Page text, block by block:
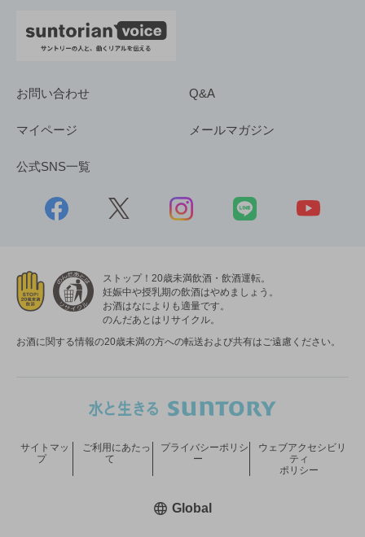
お問い合わせ Q&A
マイページ メールマガジン
公式SNS一覧
ストップ！20歳未満飲酒・飲酒運転。
妊娠中や授乳期の飲酒はやめましょう。
お酒はなによりも適量です。
のんだあとはリサイクル。
お酒に関する情報の20歳未満の方への転送および共有はご遠慮ください。
サイトマッ
プ
ご利用にあたっ
て
プライバシーポリシ
ー
ウェブアクセシビリ
ティ
ポリシー
Global新しいウィンドウで開く